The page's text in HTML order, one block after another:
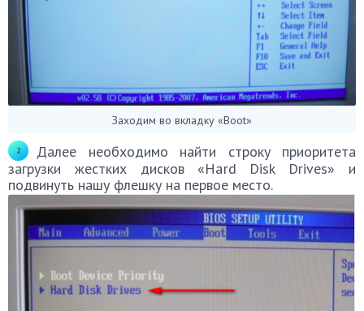
Заходим во вкладку «Boot»
Далее необходимо найти строку приоритета
загрузки жестких дисков «Hard Disk Drives» и
подвинуть нашу флешку на первое место.